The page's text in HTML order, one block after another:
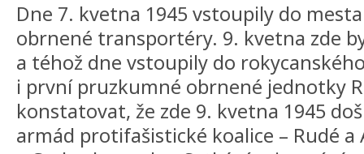
Dne 7. kvetna 1945 vstoupily do
obrnené transportéry. 9. kvetna zde
a téhož dne vstoupily do
i první pruzkumné obrnené jednotky
konstatovat, že zde 9. kvetna 1945
armád protifašistické koalice – Rudé a